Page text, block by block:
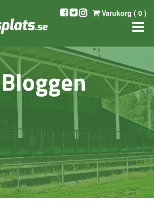
Varukorg ( 0 )
Bloggen